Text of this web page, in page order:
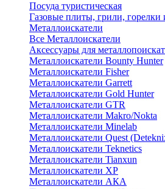
Посуда туристическая
Газовые плиты, грили, горелки
Металлоискатели
Все Металлоискатели
Аксессуары для
Металлоискатели Bounty Hunter
Металлоискатели Fisher
Металлоискатели Garrett
Металлоискатели Gold Hunter
Металлоискатели GTR
Металлоискатели Makro/Nokta
Металлоискатели Minelab
Металлоискатели Quest
Металлоискатели Teknetics
Металлоискатели Tianxun
Металлоискатели XP
Металлоискатели АКА